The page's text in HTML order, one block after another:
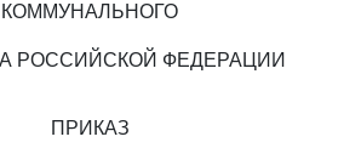
КОММУНАЛЬНОГО
РОССИЙСКОЙ ФЕДЕРАЦИИ
ПРИКАЗ